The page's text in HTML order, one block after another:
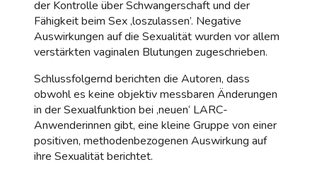
der Kontrolle über Schwangerschaft und der
Fähigkeit beim Sex ‚loszulassen’. Negative
Auswirkungen auf die Sexualität wurden vor allem
verstärkten vaginalen Blutungen zugeschrieben.
Schlussfolgernd berichten die Autoren, dass
obwohl es keine objektiv messbaren Änderungen
in der Sexualfunktion bei ‚neuen‘ LARC-
Anwenderinnen gibt, eine kleine Gruppe von einer
positiven, methodenbezogenen Auswirkung auf
ihre Sexualität berichtet.